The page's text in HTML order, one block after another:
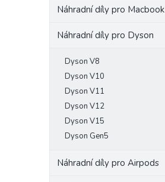
Náhradní díly pro Macbook
Náhradní díly pro Dyson
Dyson V8
Dyson V10
Dyson V11
Dyson V12
Dyson V15
Dyson Gen5
Náhradní díly pro Airpods